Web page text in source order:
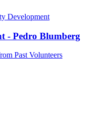
Development
- Pedro Blumberg
Past Volunteers